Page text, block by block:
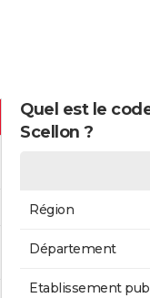
Quel est le
Scellon ?
Région
Département
Etablissement